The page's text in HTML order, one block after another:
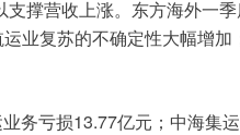
支撑营收上涨。东方海外一
业复苏的不确定性大幅增加
务亏损13.77亿元；中海集